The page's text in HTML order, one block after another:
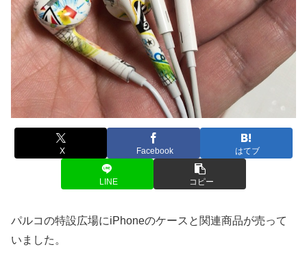
X Facebook はてブ
LINE コピー
パルコの特設広場にiPhoneのケースと関連商品が売って
いました。